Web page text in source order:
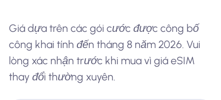
Giá dựa trên các gói cước được công bố
công khai tính đến tháng 8 năm 2026. Vui
lòng xác nhận trước khi mua vì giá eSIM
thay đổi thường xuyên.